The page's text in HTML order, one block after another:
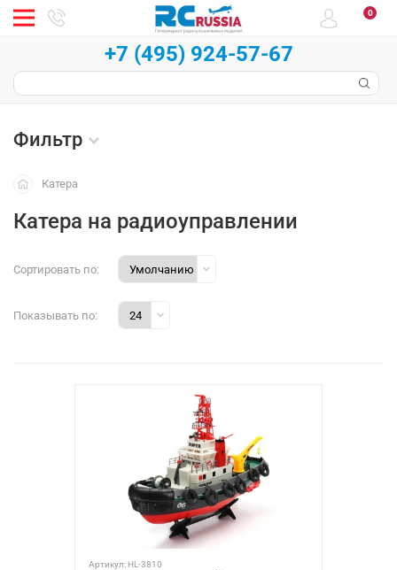
0
+7 (495) 924-57-67
Фильтр
Катера
Катера на радиоуправлении
Сортировать по:
Показывать по:
Артикул: HL-3810